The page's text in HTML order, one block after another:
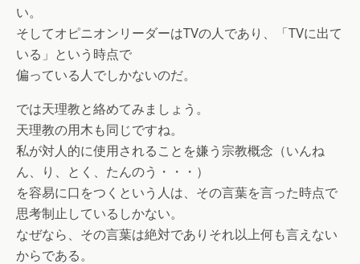
い。
そしてオピニオンリーダーはTVの人であり、「TVに出て
いる」という時点で
偏っている人でしかないのだ。
では天理教と絡めてみましょう。
天理教の用木も同じですね。
私が対人的に使用されることを嫌う宗教概念（いんね
ん、り、とく、たんのう・・・）
を容易に口をつくという人は、その言葉を言った時点で
思考制止しているしかない。
なぜなら、その言葉は絶対でありそれ以上何も言えない
からである。